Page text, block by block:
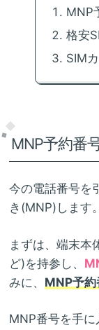
MNP
格安
SIM
MNP予約番
今の電話番号を
き(MNP)します。
まずは、端末本
ど)を持参し、
みに、 MNP予
MNP番号を手